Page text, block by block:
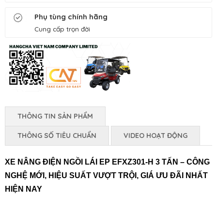
Phụ tùng chính hãng
Cung cấp trọn đời
THÔNG TIN SẢN PHẨM
THÔNG SỐ TIÊU CHUẨN VIDEO HOẠT ĐỘNG
XE NÂNG ĐIỆN NGỒI LÁI EP EFXZ301-H 3 TẤN – CÔNG
NGHỆ MỚI, HIỆU SUẤT VƯỢT TRỘI, GIÁ ƯU ĐÃI NHẤT
HIỆN NAY